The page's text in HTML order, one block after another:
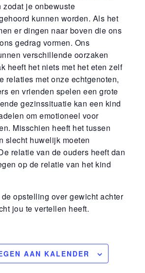
zodat je onbewuste
kunnen worden. Als het
er dingen naar boven die ons
gedrag vormen. Ons
verschillende oorzaken
heeft het niets met het eten zelf
relaties met onze echtgenoten,
en vrienden spelen een grote
gezinssituatie kan een kind
om emotioneel voor
Misschien heeft het tussen
slecht huwelijk moeten
relatie van de ouders heeft dan
op de relatie van het kind
opstelling over gewicht achter
jou te vertellen heeft.
AAN KALENDER